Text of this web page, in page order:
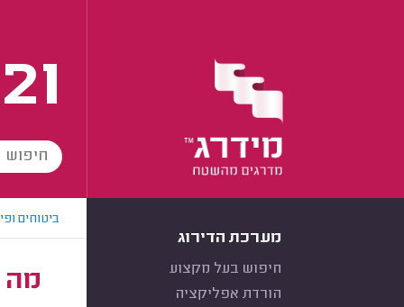
מערכת הדירוג
חיפוש בעל מקצוע
הורדת אפליקציה
ביטוחים
מה